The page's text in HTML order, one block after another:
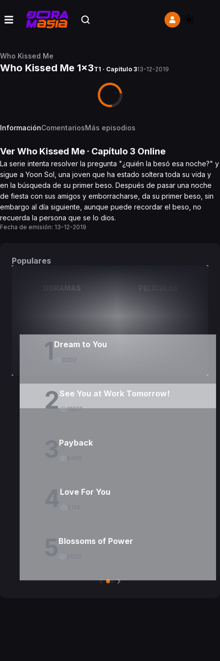
Who Kissed Me
Who Kissed Me 1x3T1 · Capítulo 313-12-2019
InformaciónComentariosMás episodios
Ver Who Kissed Me · Capítulo 3 Online
La serie intenta resolver la pregunta "¿quién la besó esa noche?" y
sigue a Yoon Sol, una joven que ha estado soltera toda su vida y
en la búsqueda de su primer beso. Después de pasar una noche
de fiesta con sus amigos y emborracharse, da su primer beso, sin
embargo al día siguiente, aunque puede recordar el beso, no
recuerda la persona que se lo dios.
Fecha de emisión: 13-12-2019
Populares
DORAMAS PELÍCULAS
1 Dream to You
9202
2See You at Work Tomorrow!
11017
Payback
Love For You
Blossoms of Power